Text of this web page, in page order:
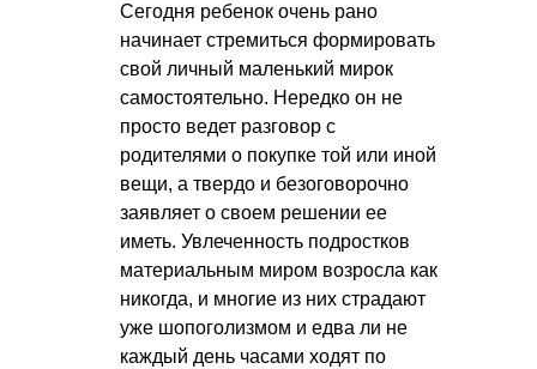
Сегодня ребенок очень рано
начинает стремиться формировать
свой личный маленький мирок
самостоятельно. Нередко он не
просто ведет разговор с
родителями о покупке той или иной
вещи, а твердо и безоговорочно
заявляет о своем решении ее
иметь. Увлеченность подростков
материальным миром возросла как
никогда, и многие из них страдают
уже шопоголизмом и едва ли не
каждый день часами ходят по